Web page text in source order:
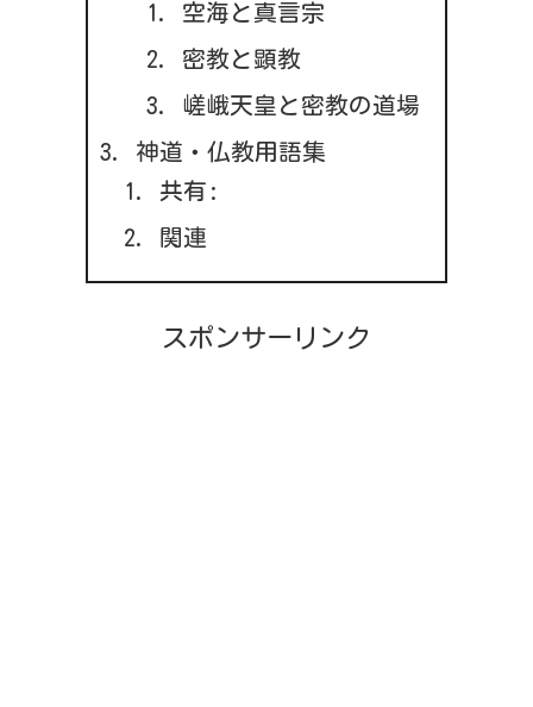
空海と真言宗
密教と顕教
嵯峨天皇と密教の道場
神道・仏教用語集
共有:
関連
スポンサーリンク